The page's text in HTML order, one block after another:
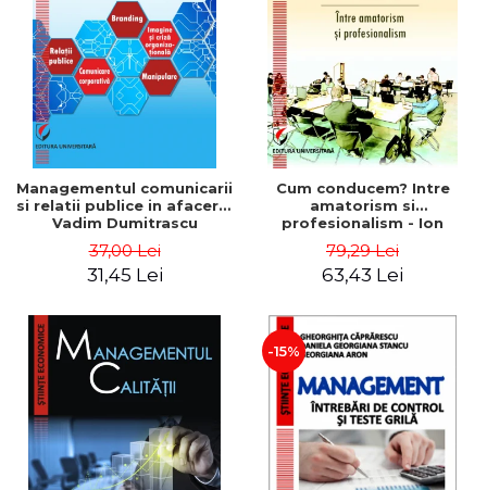
ADMINISTRATIVE
ȘTIINȚE ECONOMICE
ȘTIINȚE EXACTE
EDUCAȚIE FIZICĂ ȘI SPORT
PREUNIVERSITARIA
TIMP LIBER
ÎN CURS DE APARIȚIE
NOUTĂȚI
PACHETE DE STUDIU
PROMOȚIILE LUNII
ULTIMELE EXEMPLARE
Cum Cumpăr
Livrare
Politica de Retur
Formular de Retur
Distribuitori
Managementul comunicarii
si relatii publice in afaceri -
Vadim Dumitrascu
37,00 Lei
31,45 Lei
Cum conducem? Intre
amatorism si
profesionalism - Ion
79,29 Lei
63,43 Lei
-15%